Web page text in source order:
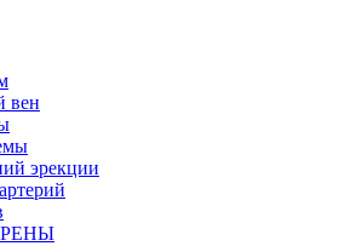
вен
эрекции